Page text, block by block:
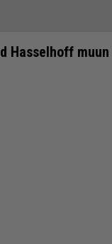
Hasselhoff